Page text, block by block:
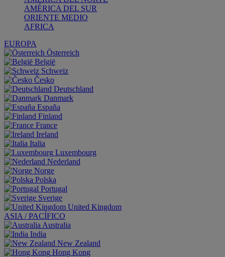
AMÉRICA DEL SUR
ORIENTE MEDIO
AFRICA
EUROPA
Österreich
België
Schweiz
Česko
Deutschland
Danmark
España
Finland
France
Ireland
Italia
Luxembourg
Nederland
Norge
Polska
Portugal
Sverige
United Kingdom
ASIA / PACÍFICO
Australia
India
New Zealand
Hong Kong